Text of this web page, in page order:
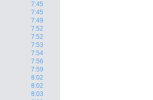
7:45
7:45
7:49
7:52
7:52
7:53
7:54
7:56
7:59
8:02
8:02
8:03